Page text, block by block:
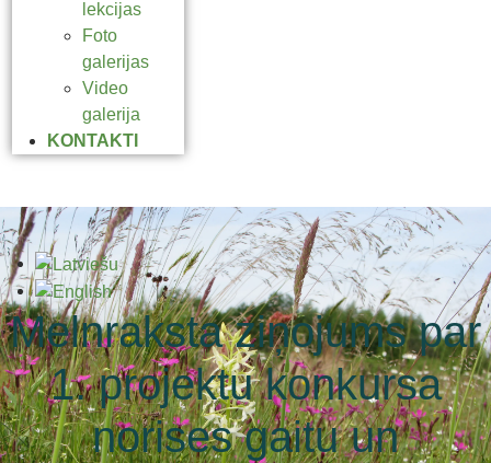
lekcijas
Foto
galerijas
Video
galerija
KONTAKTI
Melnraksta ziņojums par
1. projektu konkursa
norises gaitu un